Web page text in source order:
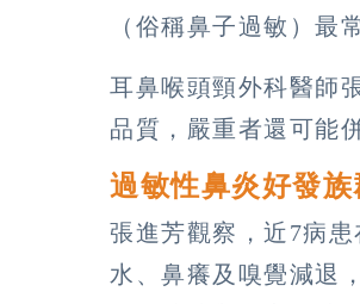
（俗稱鼻子過敏）最
耳鼻喉頭頸外科醫師
品質，嚴重者還可能
過敏性鼻炎好發
張進芳觀察，近7病患
水、鼻癢及嗅覺減退